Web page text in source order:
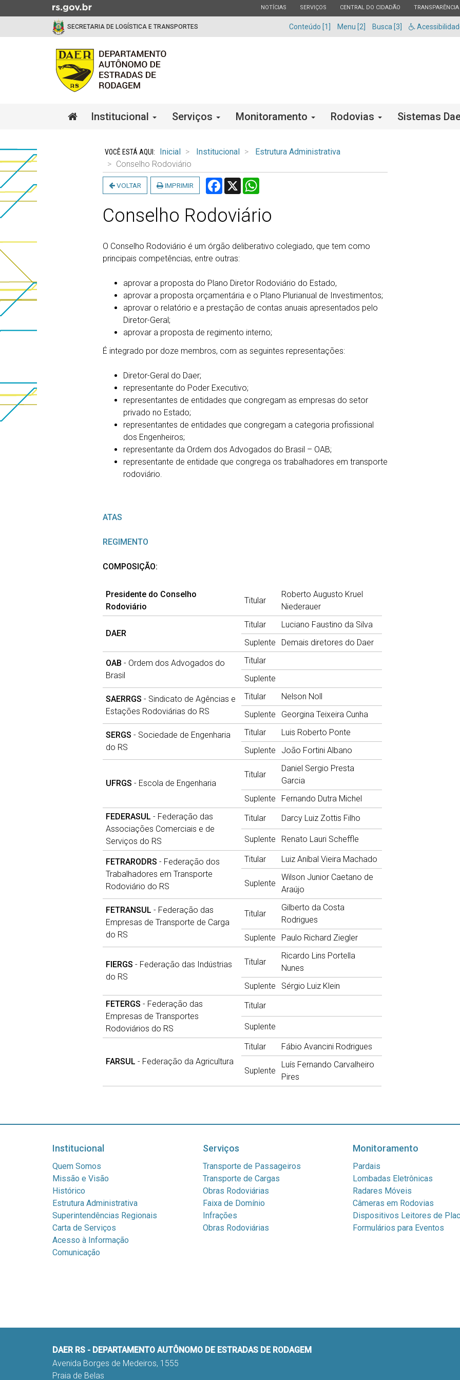
para
ESTADO
NOTÍCIAS ESTADO
SERVIÇOS ESTADO
CENTRAL DO CIDADÃO ESTADO
TRANSPARÊNCIA
SECRETARIA DE LOGÍSTICA E TRANSPORTES Conteúdo [1] Menu [2] Busca [3]
Institucional Serviços Monitoramento Rodovias Sistemas
do
conteúdo
Inicial Institucional
Estrutura Administrativa
Conselho Rodoviário
VOLTAR IMPRIMIR Facebook
X WhatsApp
Conselho Rodoviário
O Conselho Rodoviário é um órgão deliberativo colegiado, que tem como
principais competências, entre outras:
aprovar a proposta do Plano Diretor Rodoviário do Estado,
aprovar a proposta orçamentária e o Plano Plurianual de Investimentos;
aprovar o relatório e a prestação de contas anuais apresentados pelo
Diretor-Geral;
aprovar a proposta de regimento interno;
É integrado por doze membros, com as seguintes representações:
Diretor-Geral do Daer;
representante do Poder Executivo;
representantes de entidades que congregam as empresas do setor
privado no Estado;
representantes de entidades que congregam a categoria profissional
dos Engenheiros;
representante da Ordem dos Advogados do Brasil – OAB;
representante de entidade que congrega os trabalhadores em transporte
rodoviário.
ATAS
REGIMENTO
COMPOSIÇÃO:
Presidente do Conselho
Rodoviário
Titular
Roberto Augusto Kruel
Niederauer
DAER
Titular
Luciano Faustino da Silva
Suplente
Demais diretores do Daer
OAB - Ordem dos Advogados do
Brasil
Titular
Suplente
SAERRGS - Sindicato de Agências e
Estações Rodoviárias do RS
Titular
Nelson Noll
Suplente
Georgina Teixeira Cunha
SERGS - Sociedade de Engenharia
do RS
Titular
Luis Roberto Ponte
Suplente
João Fortini Albano
UFRGS - Escola de Engenharia
Titular
Daniel Sergio Presta
Garcia
Suplente
Fernando Dutra Michel
FEDERASUL - Federação das
Associações Comerciais e de
Serviços do RS
Titular Darcy Luiz Zottis Filho
Suplente Renato Lauri Scheffle
FETRARODRS - Federação dos
Trabalhadores em Transporte
Rodoviário do RS
Titular Luiz Aníbal Vieira Machado
Suplente
Wilson Junior Caetano de
Araújo
FETRANSUL - Federação das
Empresas de Transporte de Carga
do RS
Titular
Gilberto da Costa
Rodrigues
Suplente
Paulo Richard Ziegler
FIERGS - Federação das Indústrias
do RS
Titular
Ricardo Lins Portella
Nunes
Suplente
Sérgio Luiz Klein
FETERGS - Federação das
Empresas de Transportes
Rodoviários do RS
Titular
Suplente
FARSUL - Federação da Agricultura
Titular Fábio Avancini Rodrigues
Suplente
Luís Fernando Carvalheiro
Pires
Institucional
Quem Somos
Missão e Visão
Histórico
Estrutura Administrativa
Superintendências Regionais
Carta de Serviços
Acesso à Informação
Comunicação
Serviços
Transporte de Passageiros
Transporte de Cargas
Obras Rodoviárias
Faixa de Domínio
Infrações
Obras Rodoviárias
Monitoramento
Pardais
Lombadas Eletrônicas
Radares Móveis
Câmeras em Rodovias
Dispositivos Leitores de
Formulários para Eventos
DAER RS - DEPARTAMENTO AUTÔNOMO DE ESTRADAS DE RODAGEM
Avenida Borges de Medeiros, 1555
Praia de Belas